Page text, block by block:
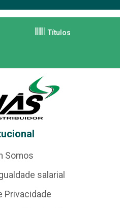
Títulos
Somos
salarial
Privacidade